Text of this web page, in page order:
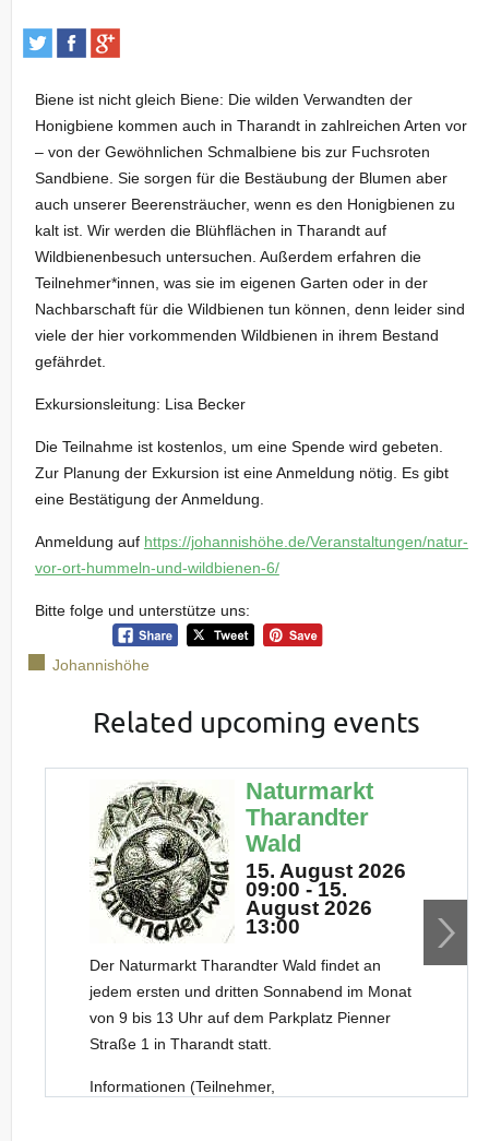
Biene ist nicht gleich Biene: Die wilden Verwandten der
Honigbiene kommen auch in Tharandt in zahlreichen Arten vor
– von der Gewöhnlichen Schmalbiene bis zur Fuchsroten
Sandbiene. Sie sorgen für die Bestäubung der Blumen aber
auch unserer Beerensträucher, wenn es den Honigbienen zu
kalt ist. Wir werden die Blühflächen in Tharandt auf
Wildbienenbesuch untersuchen. Außerdem erfahren die
Teilnehmer*innen, was sie im eigenen Garten oder in der
Nachbarschaft für die Wildbienen tun können, denn leider sind
viele der hier vorkommenden Wildbienen in ihrem Bestand
gefährdet.
Exkursionsleitung: Lisa Becker
Die Teilnahme ist kostenlos, um eine Spende wird gebeten.
Zur Planung der Exkursion ist eine Anmeldung nötig. Es gibt
eine Bestätigung der Anmeldung.
Anmeldung auf https://johannishöhe.de/Veranstaltungen/natur-
vor-ort-hummeln-und-wildbienen-6/
Bitte folge und unterstütze uns:
Johannishöhe
Related upcoming events
Naturmarkt
Tharandter
Wald
15. August 2026
09:00 - 15.
August 2026
13:00
Der Naturmarkt Tharandter Wald findet an
jedem ersten und dritten Sonnabend im Monat
von 9 bis 13 Uhr auf dem Parkplatz Pienner
Straße 1 in Tharandt statt.
Informationen (Teilnehmer,